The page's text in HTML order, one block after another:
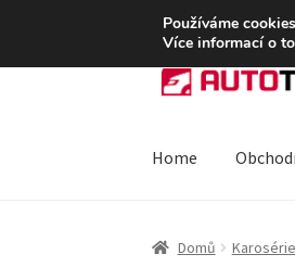
DOPRAVA od
Přeskočit
na
Přejít
webu
Home
Domů Karosérie
Používáme
Více informací o